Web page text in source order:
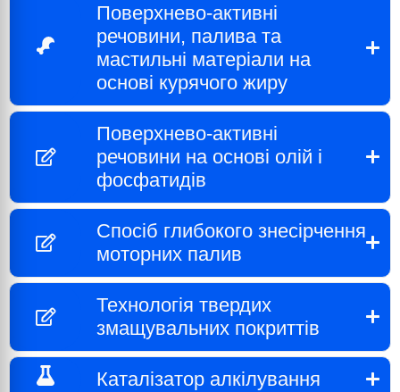
Поверхнево-активні
речовини, палива та
мастильні матеріали на
основі курячого жиру
Поверхнево-активні
речовини на основі олій і
фосфатидів
Спосіб глибокого знесірчення
моторних палив
Технологія твердих
змащувальних покриттів
Каталізатор алкілування